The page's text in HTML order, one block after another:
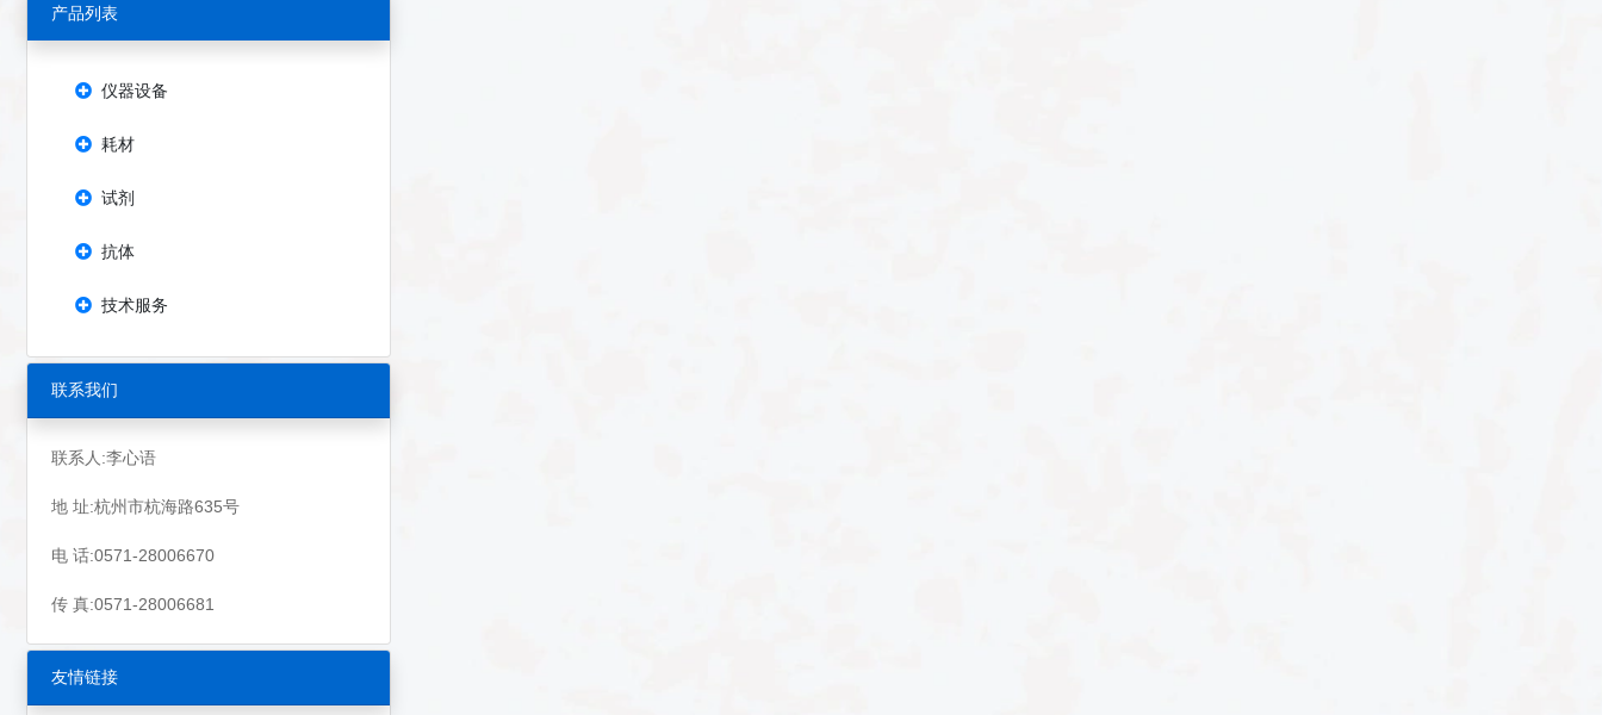
产品列表
仪器设备
耗材
试剂
抗体
技术服务
联系我们
联系人:李心语
地 址:杭州市杭海路635号
电 话:0571-28006670
传 真:0571-28006681
友情链接